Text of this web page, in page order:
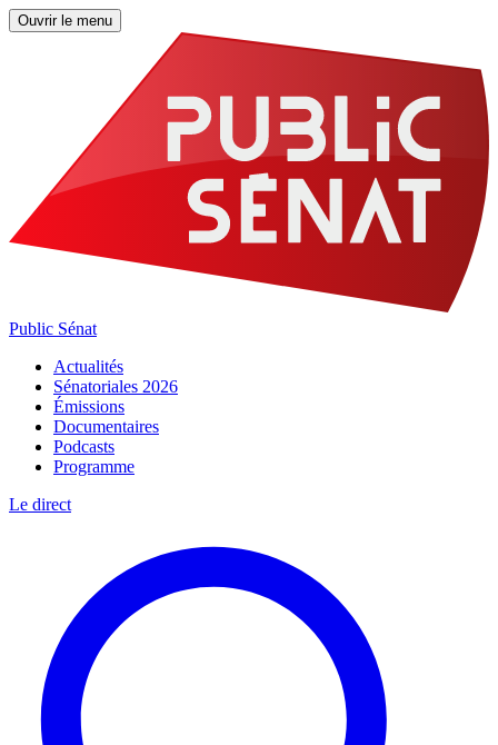
Ouvrir le menu
Public Sénat
Actualités
Sénatoriales 2026
Émissions
Documentaires
Podcasts
Programme
Le direct